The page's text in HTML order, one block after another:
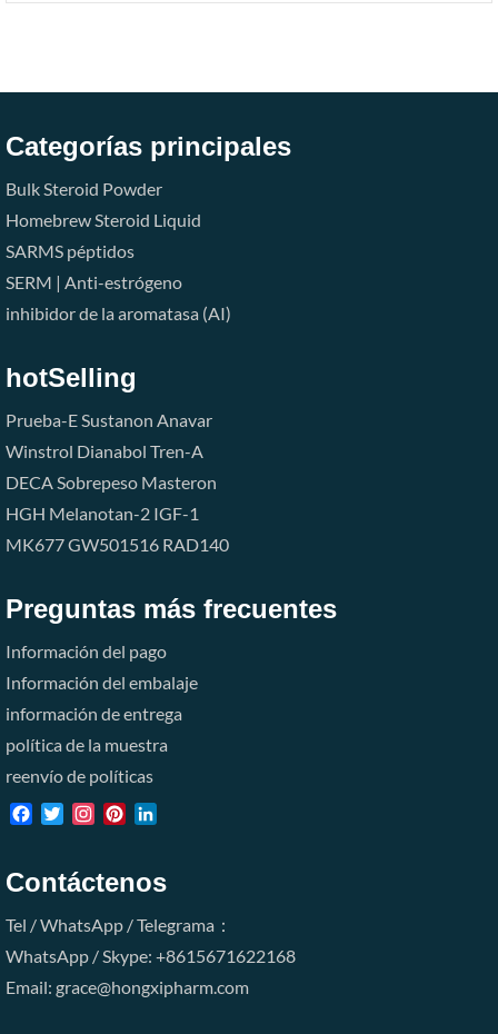
Categorías principales
Bulk Steroid Powder
Homebrew Steroid Liquid
SARMS péptidos
SERM | Anti-estrógeno
inhibidor de la aromatasa (AI)
hotSelling
Prueba-ESustanon Anavar
Winstrol Dianabol Tren-A
DECASobrepeso Masteron
HGH Melanotan-2 IGF-1
MK677GW501516 RAD140
Preguntas más frecuentes
Información del pago
Información del embalaje
información de entrega
política de la muestra
reenvío de políticas
Facebook
TwitterInstagramPinterest
Contáctenos
Tel / WhatsApp / Telegrama：
WhatsApp / Skype: +8615671622168
Email: grace@hongxipharm.com